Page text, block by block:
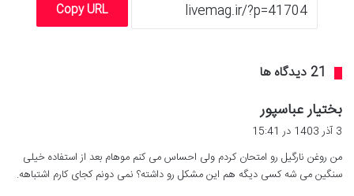
Copy URL
‫21 دیدگاه ها
بختیار عباسپور
ف
:
3 آذر 1403 در 15:41
من روغن نارگیل رو امتحان کردم ولی احساس می کنم موهام بعد از استفاده خیلی
سنگین می شه کسی دیگه هم این مشکل رو داشته؟ نمی دونم کجای کارم اشتباهه.